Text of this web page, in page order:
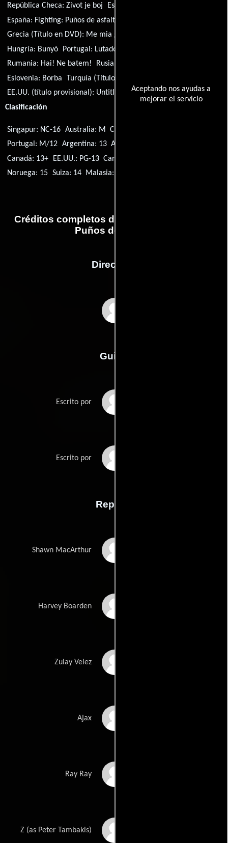
Aceptando nos ayudas a
mejorar el servicio
República Checa:Zivot je boj Estonia:
España: Fighting: Puños de asfalto
Grecia (Título en DVD): Me mia grothia
Hungría: Bunyó Portugal: Lutador - A Lei das Ruas
Rumania: Hai! Ne batem! Rusia:
Eslovenia: Borba Turquía (Título turco):
EE.UU. (título provisional): Untitled Dito Montiel Project
Clasificación
Singapur: NC-16 Australia: M Canadá: PG
Portugal: M/12 Argentina: 13 Alemania: 16
Canadá: 13+
EE.UU.: PG-13 Canadá: 14A
Noruega: 15 Suiza: 14 Malasia: 18SG
Créditos completos de la película Fighting:
Puños de asfalto
Dirección
Guión
Escrito por
Escrito por
Reparto
Shawn MacArthur
Harvey Boarden
Zulay Velez
Ajax
Ray Ray
Z (as Peter Tambakis)